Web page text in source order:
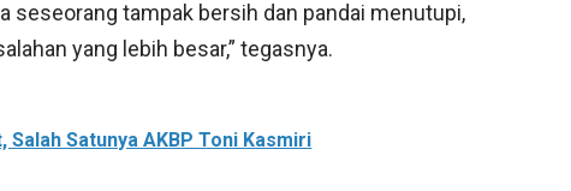
seseorang tampak bersih dan pandai menutupi,
yang lebih besar,” tegasnya.
Salah Satunya AKBP Toni Kasmiri